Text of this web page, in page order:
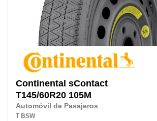
Continental sContact
T145/60R20 105M
Automóvil de Pasajeros
T BSW